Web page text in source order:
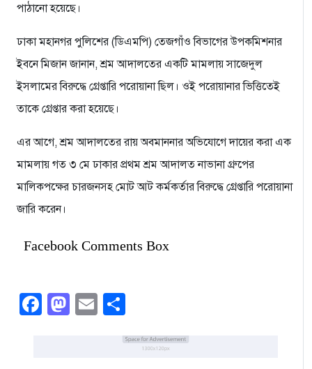
পাঠানো হয়েছে।
ঢাকা মহানগর পুলিশের (ডিএমপি) তেজগাঁও বিভাগের উপকমিশনার
ইবনে মিজান জানান, শ্রম আদালতের একটি মামলায় সাজেদুল
ইসলামের বিরুদ্ধে গ্রেপ্তারি পরোয়ানা ছিল। ওই পরোয়ানার ভিত্তিতেই
তাকে গ্রেপ্তার করা হয়েছে।
এর আগে, শ্রম আদালতের রায় অবমাননার অভিযোগে দায়ের করা এক
মামলায় গত ৩ মে ঢাকার প্রথম শ্রম আদালত নাভানা গ্রুপের
মালিকপক্ষের চারজনসহ মোট আট কর্মকর্তার বিরুদ্ধে গ্রেপ্তারি পরোয়ানা
জারি করেন।
Facebook Comments Box
Facebook
Mastodon
Email